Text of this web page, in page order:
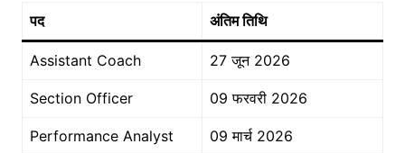
पद अंतिम तिथि
Assistant Coach 27 जून 2026
Section Officer 09 फरवरी 2026
Performance Analyst 09 मार्च 2026